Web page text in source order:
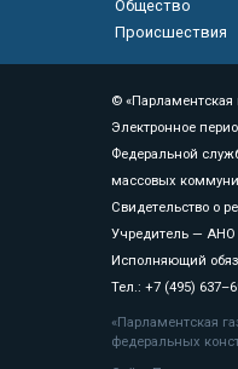
Общество
Происшествия
© «Парламентская
Электронное
Федеральной
массовых
Свидетельство о
Учредитель — АНО
Исполняющий
Тел.: +7 (495)
«Парламентская
федеральных